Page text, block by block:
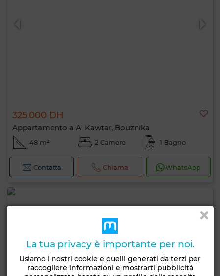
325.000 DH
Appartamento a Al Kawtar, Bouznika
48 m² 2 Camere 1 Bagno
Contatta Chiama WhatsApp
La tua privacy è importante per noi.
Usiamo i nostri cookie e quelli generati da terzi per
raccogliere informazioni e mostrarti pubblicità